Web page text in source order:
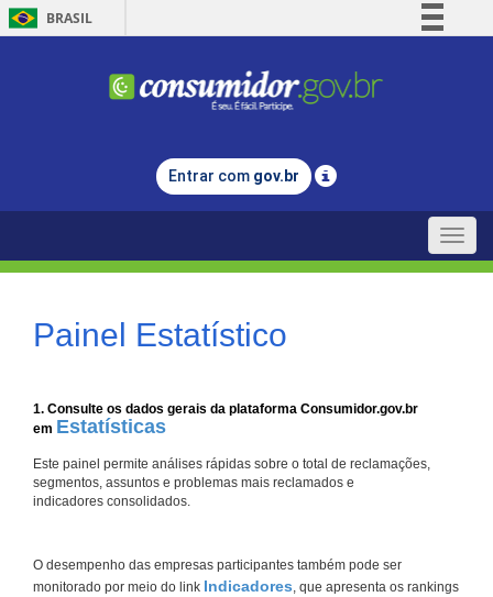
BRASIL
Comunica BR
Legislação
Entrar com gov.br
Toggle
Painel Estatístico
1. Consulte os dados gerais da plataforma Consumidor.gov.br
em Estatísticas
Este painel permite análises rápidas sobre o total de reclamações,
segmentos, assuntos e problemas mais reclamados e
indicadores consolidados.
O desempenho das empresas participantes também pode ser
monitorado por meio do link Indicadores, que apresenta os rankings